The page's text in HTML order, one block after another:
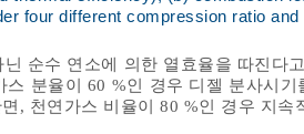
four different compression ratio
순수 연소에 의한 열효율을 따진다
스 분율이 60 %인 경우 디젤 분사시
, 천연가스 비율이 80 %인 경우 지속